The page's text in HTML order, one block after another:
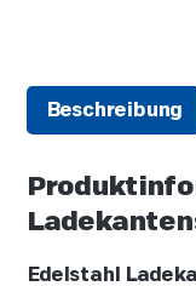
Beschreibung
Edelstahl